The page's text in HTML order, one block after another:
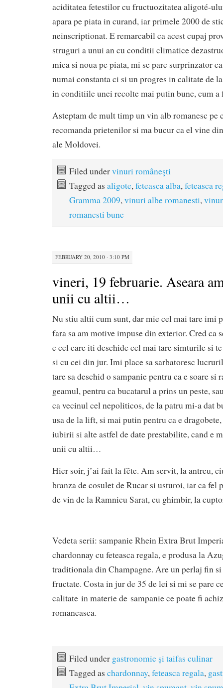
aciditatea fetestilor cu fructuozitatea aligoté-
apara pe piata in curand, iar primele 2000 de
neinscriptionat. E remarcabil ca acest cupaj
struguri a unui an cu conditii climatice
mica si noua pe piata, mi se pare surprinzator
numai constanta ci si un progres in calitate de
in conditiile unei recolte mai putin bune, cum a
Asteptam de mult timp un vin alb romanesc pe
recomanda prietenilor si ma bucur ca el vine
ale Moldovei.
Filed undervinuri româneşti
Tagged as aligote,feteasca alba,feteasca
Gramma 2009,vinuri albe romanesti,
romanesti bune
FEBRUARY 20, 2010 · 3:10 PM
vineri, 19 februarie. Aseara
unii cu altii…
Nu stiu altii cum sunt, dar mie cel mai tare imi
fara sa am motive impuse din exterior. Cred ca
e cel care iti deschide cel mai tare simturile si
si cu cei din jur. Imi place sa sarbatoresc
tare sa deschid o sampanie pentru ca e soare si
geamul, pentru ca bucatarul a prins un peste,
ca vecinul cel nepoliticos, de la patru mi-a dat
usa de la lift, si mai putin pentru ca e
iubirii si alte astfel de date prestabilite, cand e
unii cu altii…
Hier soir, j’ai fait la fête. Am servit, la antreu,
branza de cosulet de Rucar si usturoi, iar ca fel
de vin de la Ramnicu Sarat, cu ghimbir, la
Vedeta serii: sampanie Rhein Extra Brut
chardonnay cu feteasca regala, e produsa la
traditionala din Champagne. Are un perlaj fin
fructate. Costa in jur de 35 de lei si mi se pare
calitate in materie de sampanie ce poate fi
romaneasca.
Filed under gastronomie și taifas culinar
Tagged as chardonnay,feteasca regala,